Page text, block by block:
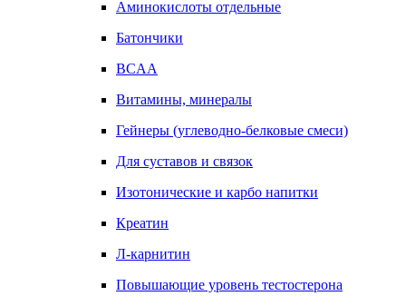
Аминокислоты отдельные
Батончики
BCAA
Витамины, минералы
Гейнеры (углеводно-белковые смеси)
Для суставов и связок
Изотонические и карбо напитки
Креатин
Л-карнитин
Повышающие уровень тестостерона